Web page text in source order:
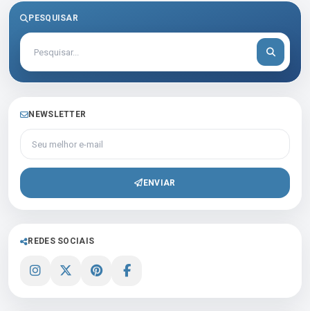
PESQUISAR
NEWSLETTER
Seu melhor e-mail
ENVIAR
REDES SOCIAIS